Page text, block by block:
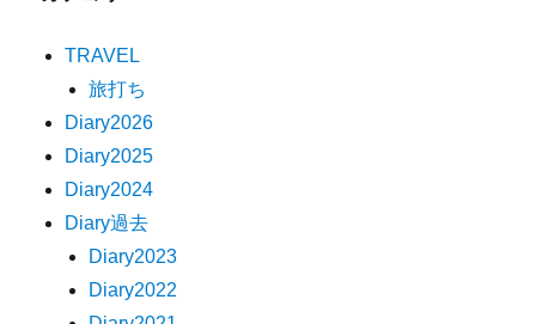
TRAVEL
旅打ち
Diary2026
Diary2025
Diary2024
Diary過去
Diary2023
Diary2022